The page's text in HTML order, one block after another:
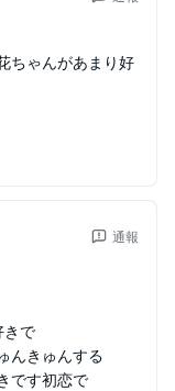
ちゃんがあまり好
通報
きで
んきゅんする
です初恋で